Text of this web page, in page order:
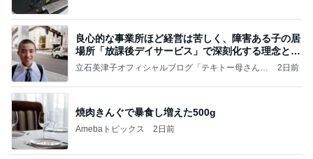
良心的な事業所ほど経営は苦しく、障害ある子の居
場所「放課後デイサービス」で深刻化する理念と現
実の
立石美津子オフィシャルブログ「テキトー母さんの
2日前
焼肉きんぐで暴食し増えた500g
Amebaトピックス 2日前